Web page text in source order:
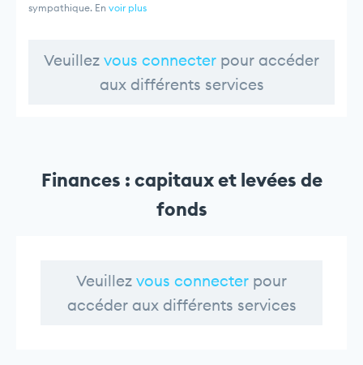
sympathique. En voir plus
Veuillez vous connecter pour accéder
aux différents services
Finances : capitaux et levées de
fonds
Veuillez vous connecter pour
accéder aux différents services